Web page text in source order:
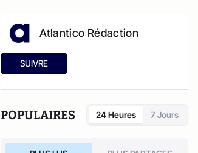
Atlantico Rédaction
SUIVRE
POPULAIRES 24 Heures 7 Jours